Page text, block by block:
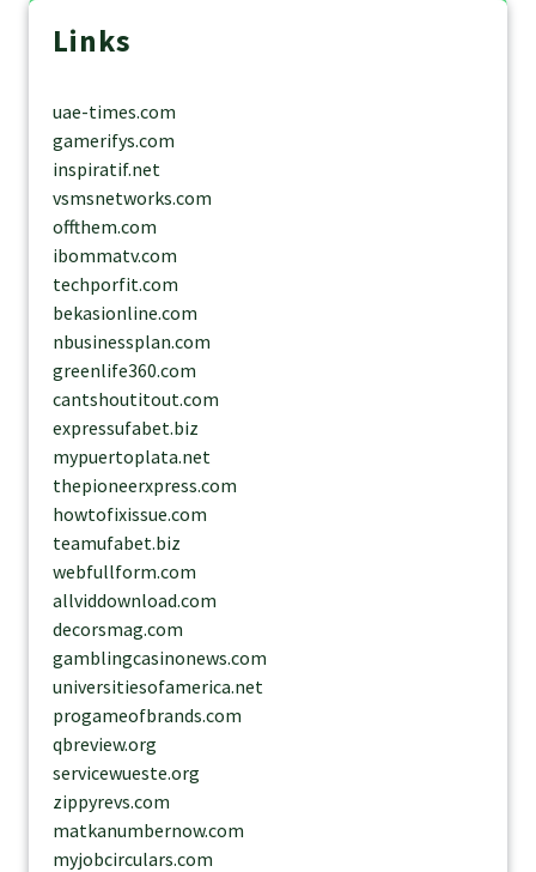
Links
uae-times.com
gamerifys.com
inspiratif.net
vsmsnetworks.com
offthem.com
ibommatv.com
techporfit.com
bekasionline.com
nbusinessplan.com
greenlife360.com
cantshoutitout.com
expressufabet.biz
mypuertoplata.net
thepioneerxpress.com
howtofixissue.com
teamufabet.biz
webfullform.com
allviddownload.com
decorsmag.com
gamblingcasinonews.com
universitiesofamerica.net
progameofbrands.com
qbreview.org
servicewueste.org
zippyrevs.com
matkanumbernow.com
myjobcirculars.com